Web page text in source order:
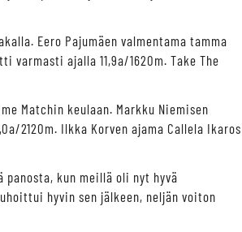
Eero Pajumäen valmentama tamma
varmasti ajalla 11,9a/1620m. Take The
Matchin keulaan. Markku Niemisen
2120m. Ilkka Korven ajama Callela Ikaros
panosta, kun meillä oli nyt hyvä
hyvin sen jälkeen, neljän voiton